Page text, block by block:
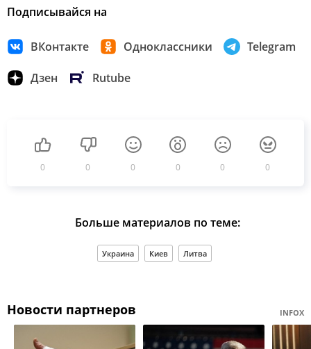
Подписывайся на
ВКонтакте Одноклассники Telegram
Дзен Rutube
0 0 0 0 0 0
Больше материалов по теме:
Украина Киев Литва
Новости партнеров INFOX